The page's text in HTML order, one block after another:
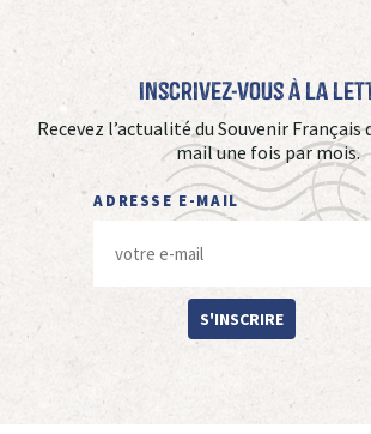
Inscrivez-vous à La
Recevez l’actualité du Souvenir
mail une fois par mois.
ADRESSE E-MAIL
S'INSCRIRE